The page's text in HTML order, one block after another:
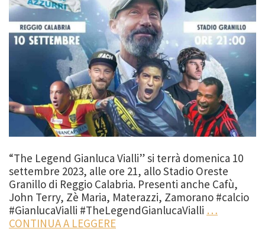
“The Legend Gianluca Vialli” si terrà domenica 10
settembre 2023, alle ore 21, allo Stadio Oreste
Granillo di Reggio Calabria. Presenti anche Cafù,
John Terry, Zè Maria, Materazzi, Zamorano #calcio
#GianlucaVialli #TheLegendGianlucaVialli …
CONTINUA A LEGGERE